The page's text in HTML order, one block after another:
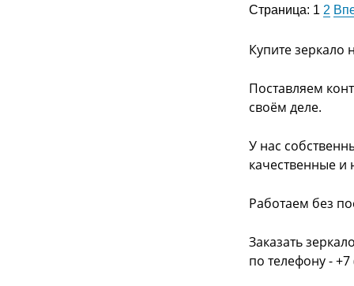
Страница: 1 2
Купите зеркало
Поставляем
своём деле.
У нас
качественные и
Работаем без
Заказать
по телефону -